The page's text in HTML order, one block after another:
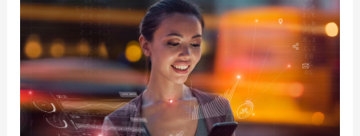
de
los
servicios
de
atención